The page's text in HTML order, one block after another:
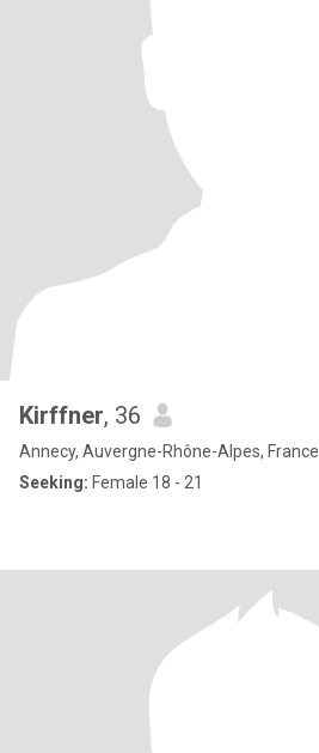
Kirffner, 36
Annecy, Auvergne-Rhône-Alpes, France
Seeking: Female 18 - 21